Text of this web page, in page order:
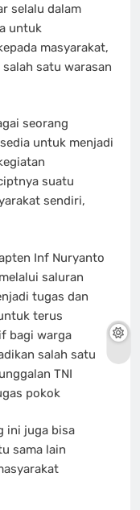
selalu dalam
untuk
masyarakat,
satu warasan
seorang
untuk menjadi
suatu
sendiri,
Inf Nuryanto
saluran
tugas dan
terus
bagi warga
salah satu
TNI
pokok
ini juga bisa
sama lain